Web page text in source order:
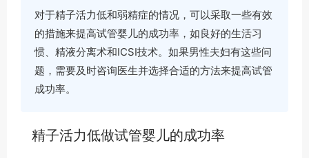
对于精子活力低和弱精症的情况，可以采取一些有效
的措施来提高试管婴儿的成功率，如良好的生活习
惯、精液分离术和ICSI技术。如果男性夫妇有这些问
题，需要及时咨询医生并选择合适的方法来提高试管
成功率。
精子活力低做试管婴儿的成功率